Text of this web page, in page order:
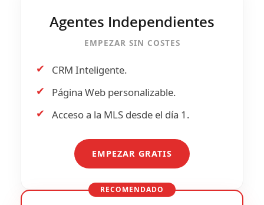
Agentes Independientes
EMPEZAR SIN COSTES
✔ CRM Inteligente.
✔ Página Web personalizable.
✔ Acceso a la MLS desde el día 1.
EMPEZAR GRATIS
RECOMENDADO